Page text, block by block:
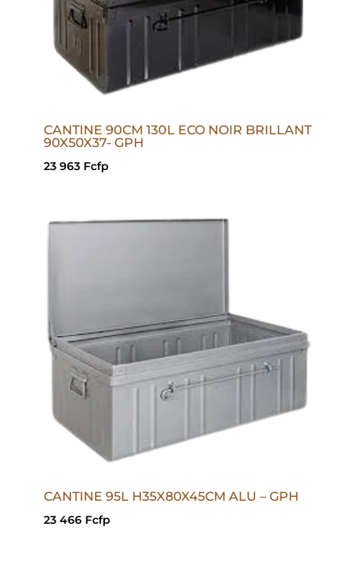
CANTINE 90CM 130L ECO NOIR BRILLANT
90X50X37- GPH
23 963 Fcfp
CANTINE 95L H35X80X45CM ALU – GPH
23 466 Fcfp